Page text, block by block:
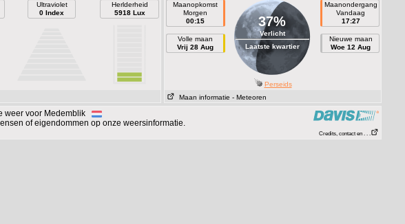
Ultraviolet
0 Index
Herlderheid
5918 Lux
Maanopkomst
Morgen
00:15
Volle maan
Vrij 28 Aug
37%
Verlicht
Laatste kwartier
Maanondergang
Vandaag
17:27
Nieuwe maan
Woe 12 Aug
Perseids
Maan informatie - Meteoren
weer voor Medemblik
of eigendommen op onze weersinformatie.
Credits, contact en . . .